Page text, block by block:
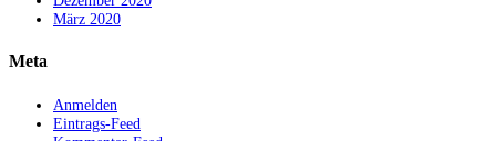
März 2020
Meta
Anmelden
Eintrags-Feed